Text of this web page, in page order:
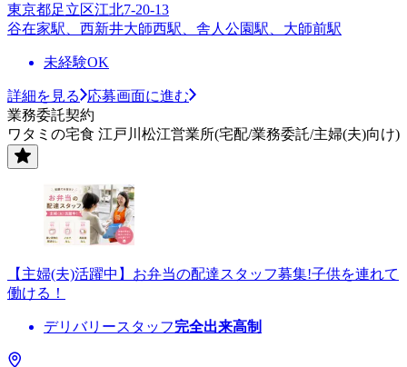
東京都足立区江北7-20-13
谷在家駅、西新井大師西駅、舎人公園駅、大師前駅
未経験OK
詳細を見る
応募画面に進む
業務委託契約
ワタミの宅食 江戸川松江営業所(宅配/業務委託/主婦(夫)向け)
【主婦(夫)活躍中】お弁当の配達スタッフ募集!子供を連れて
働ける！
デリバリースタッフ完全出来高制